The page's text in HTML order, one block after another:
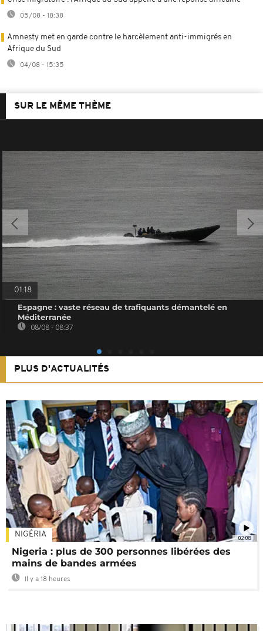
05/08 - 18:38
Amnesty met en garde contre le harcèlement anti-immigrés en
Afrique du Sud
04/08 - 15:35
SUR LE MÊME THÈME
01:18
Espagne : vaste réseau de trafiquants démantelé en
Méditerranée
08/08 - 08:37
PLUS D'ACTUALITÉS
02:08
NIGÉRIA
Nigeria : plus de 300 personnes libérées des
mains de bandes armées
Il y a 18 heures